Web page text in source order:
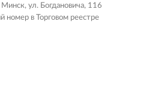
ул. Богдановича, 116
номер в Торговом реестре